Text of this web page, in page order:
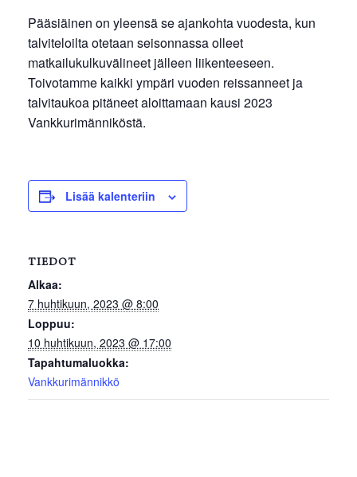
Pääsiäinen on yleensä se ajankohta vuodesta, kun
talviteloilta otetaan seisonnassa olleet
matkailukulkuvälineet jälleen liikenteeseen.
Toivotamme kaikki ympäri vuoden reissanneet ja
talvitaukoa pitäneet aloittamaan kausi 2023
Vankkurimänniköstä.
Lisää kalenteriin
TIEDOT
Alkaa:
7 huhtikuun, 2023 @ 8:00
Loppuu:
10 huhtikuun, 2023 @ 17:00
Tapahtumaluokka:
Vankkurimännikkö